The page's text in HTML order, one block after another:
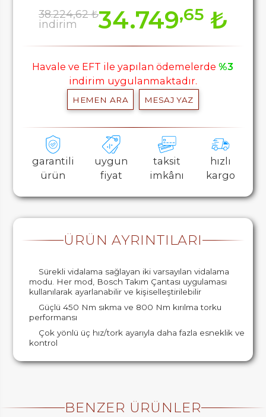
38.224,62 ₺
indirim
34.749,65₺
Havale ve EFT ile yapılan ödemelerde%3
indirim uygulanmaktadır.
HEMEN ARA MESAJ YAZ
garantili
ürün
uygun
fiyat
taksit
imkânı
hızlı
kargo
ÜRÜN AYRINTILARI
Sürekli vidalama sağlayan iki varsayılan vidalama
modu. Her mod, Bosch Takım Çantası uygulaması
kullanılarak ayarlanabilir ve kişiselleştirilebilir
Güçlü 450 Nm sıkma ve 800 Nm kırılma torku
performansı
Çok yönlü üç hız/tork ayarıyla daha fazla esneklik ve
kontrol
BENZER ÜRÜNLER